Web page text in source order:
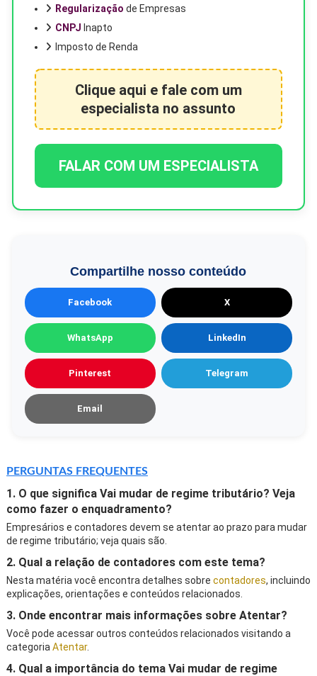
Regularização de Empresas
CNPJ Inapto
Imposto de Renda
Clique aqui e fale com um
especialista no assunto
FALAR COM UM ESPECIALISTA
Compartilhe nosso conteúdo
Facebook X
WhatsApp LinkedIn
Pinterest Telegram
Email
PERGUNTAS FREQUENTES
1. O que significa Vai mudar de regime tributário? Veja
como fazer o enquadramento?
Empresários e contadores devem se atentar ao prazo para mudar
de regime tributário; veja quais são.
2. Qual a relação de contadores com este tema?
Nesta matéria você encontra detalhes sobre contadores, incluindo
explicações, orientações e conteúdos relacionados.
3. Onde encontrar mais informações sobre Atentar?
Você pode acessar outros conteúdos relacionados visitando a
categoria Atentar.
4. Qual a importância do tema Vai mudar de regime